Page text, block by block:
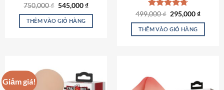
Được xếp
hạng4.70
5 sao
750,000₫ Giá
là:
750,000 ₫.
545,000₫Giá
tại
545,000 ₫.
THÊM VÀO GIỎ HÀNG
Được xếp
hạng4.75
5 sao
499,000₫ Giá
là:
499,000 ₫.
295,000₫Giá
tại
THÊM VÀO GIỎ HÀNG
Giảm giá!